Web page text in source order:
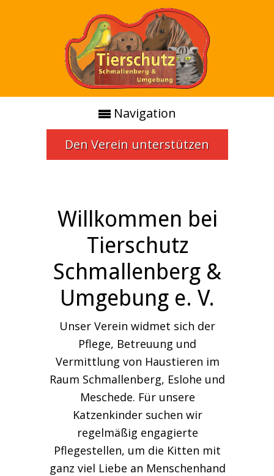
Navigation
Den Verein unterstützen
Willkommen bei
Tierschutz
Schmallenberg &
Umgebung e. V.
Unser Verein widmet sich der
Pflege, Betreuung und
Vermittlung von Haustieren im
Raum Schmallenberg, Eslohe und
Meschede. Für unsere
Katzenkinder suchen wir
regelmäßig engagierte
Pflegestellen, um die Kitten mit
ganz viel Liebe an Menschenhand